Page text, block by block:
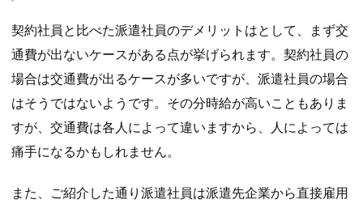
契約社員と比べた派遣社員のデメリットはとして、まず交
通費が出ないケースがある点が挙げられます。契約社員の
場合は交通費が出るケースが多いですが、派遣社員の場合
はそうではないようです。その分時給が高いこともありま
すが、交通費は各人によって違いますから、人によっては
痛手になるかもしれません。
また、ご紹介した通り派遣社員は派遣先企業から直接雇用